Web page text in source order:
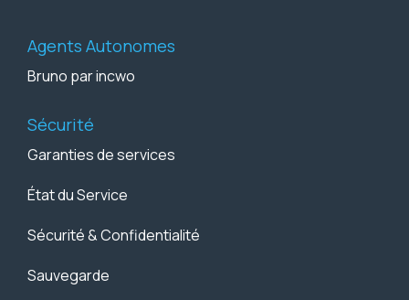
Agents Autonomes
Bruno par incwo
Sécurité
Garanties de services
État du Service
Sécurité & Confidentialité
Sauvegarde